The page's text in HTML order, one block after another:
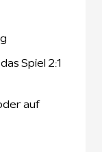
Spiel 2:1
auf